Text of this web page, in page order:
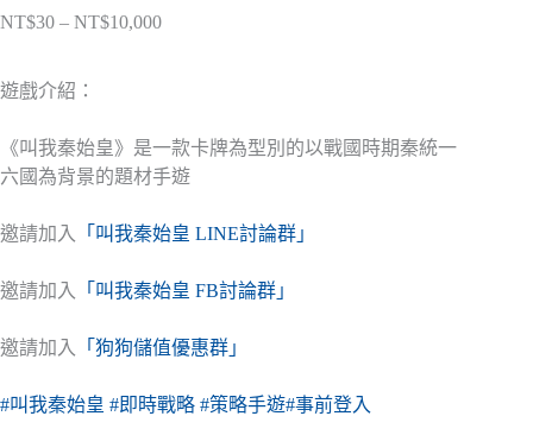
NT$30 – NT$10,000價
NT$30
到
NT$10,000
遊戲介紹：
《叫我秦始皇》是一款卡牌為型別的以戰國時期秦統一
六國為背景的題材手遊
邀請加入 「叫我秦始皇 LINE討論群」
邀請加入 「叫我秦始皇 FB討論群」
邀請加入 「狗狗儲值優惠群」
#叫我秦始皇 #即時戰略 #策略手遊#事前登入